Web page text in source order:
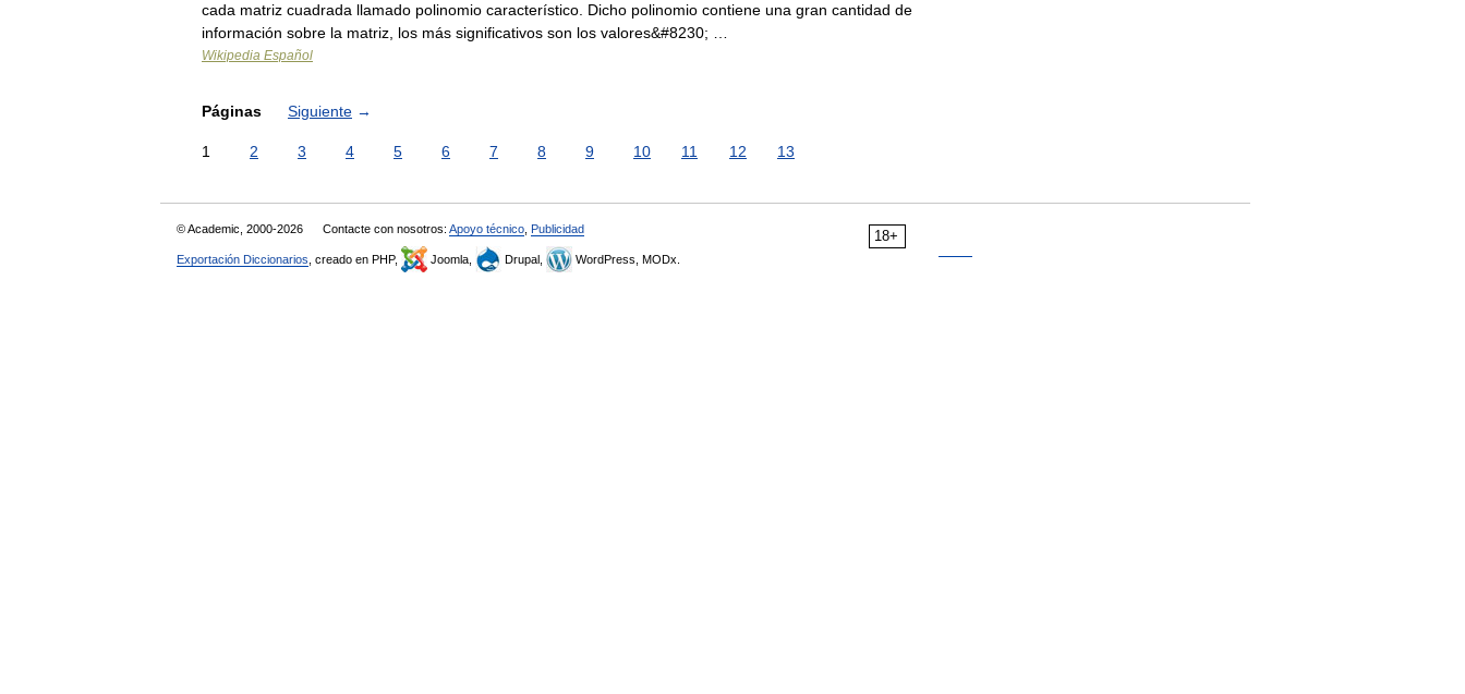
cada matriz cuadrada llamado polinomio característico. Dicho polinomio contiene una gran cantidad de
información sobre la matriz, los más significativos son los valores&#8230; …
Wikipedia Español
Páginas Siguiente →
1 2 3 4 5 6 7 8 9 10 11 12 13
18+
© Academic, 2000-2026 Contacte con nosotros: Apoyo técnico Publicidad
Exportación Diccionarios , creado en PHP, Joomla, Drupal, WordPress, MODx.